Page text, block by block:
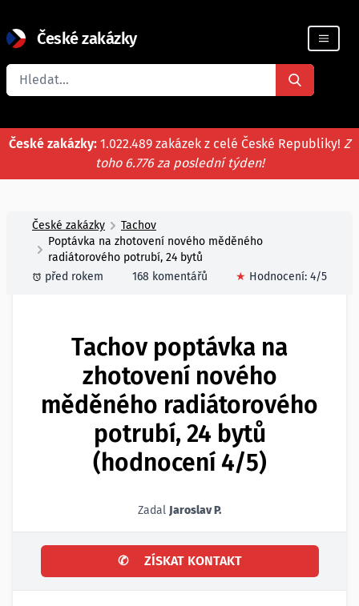
České zakázky
Registrace firmy
České zakázky: 1.022.489 zakázek z celé České Republiky! Z
toho 6.776 za poslední týden!
České zakázky
Tachov
Poptávka na zhotovení nového měděného
radiátorového potrubí, 24 bytů
před rokem
168 komentářů ★ Hodnocení: 4/5
Tachov poptávka na
zhotovení nového
měděného radiátorového
potrubí, 24 bytů
(hodnocení 4/5)
Zadal Jaroslav P.
✆ ZÍSKAT KONTAKT